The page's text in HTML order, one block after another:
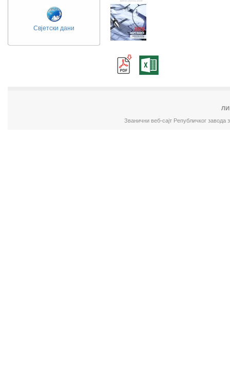
Свјетски дани
Званични веб-сајт Републичког